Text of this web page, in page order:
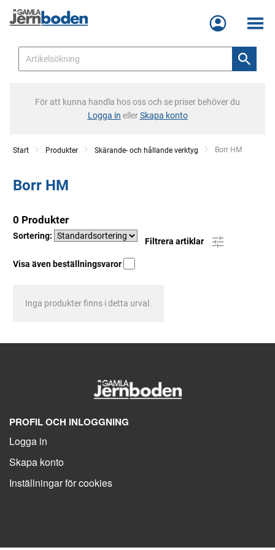
Meny
För att kunna handla hos oss och se priser behöver du
Logga in ellerSkapa konto
Start Produkter Skärande- och hållande verktyg Current:
Borr HM
Borr HM
0 Produkter
Sortering:
Filtrera artiklar
Visa även beställningsvaror
Inga produkter finns i detta urval.
PROFIL OCH INLOGGNING
Logga in
Skapa konto
Inställningar för cookies